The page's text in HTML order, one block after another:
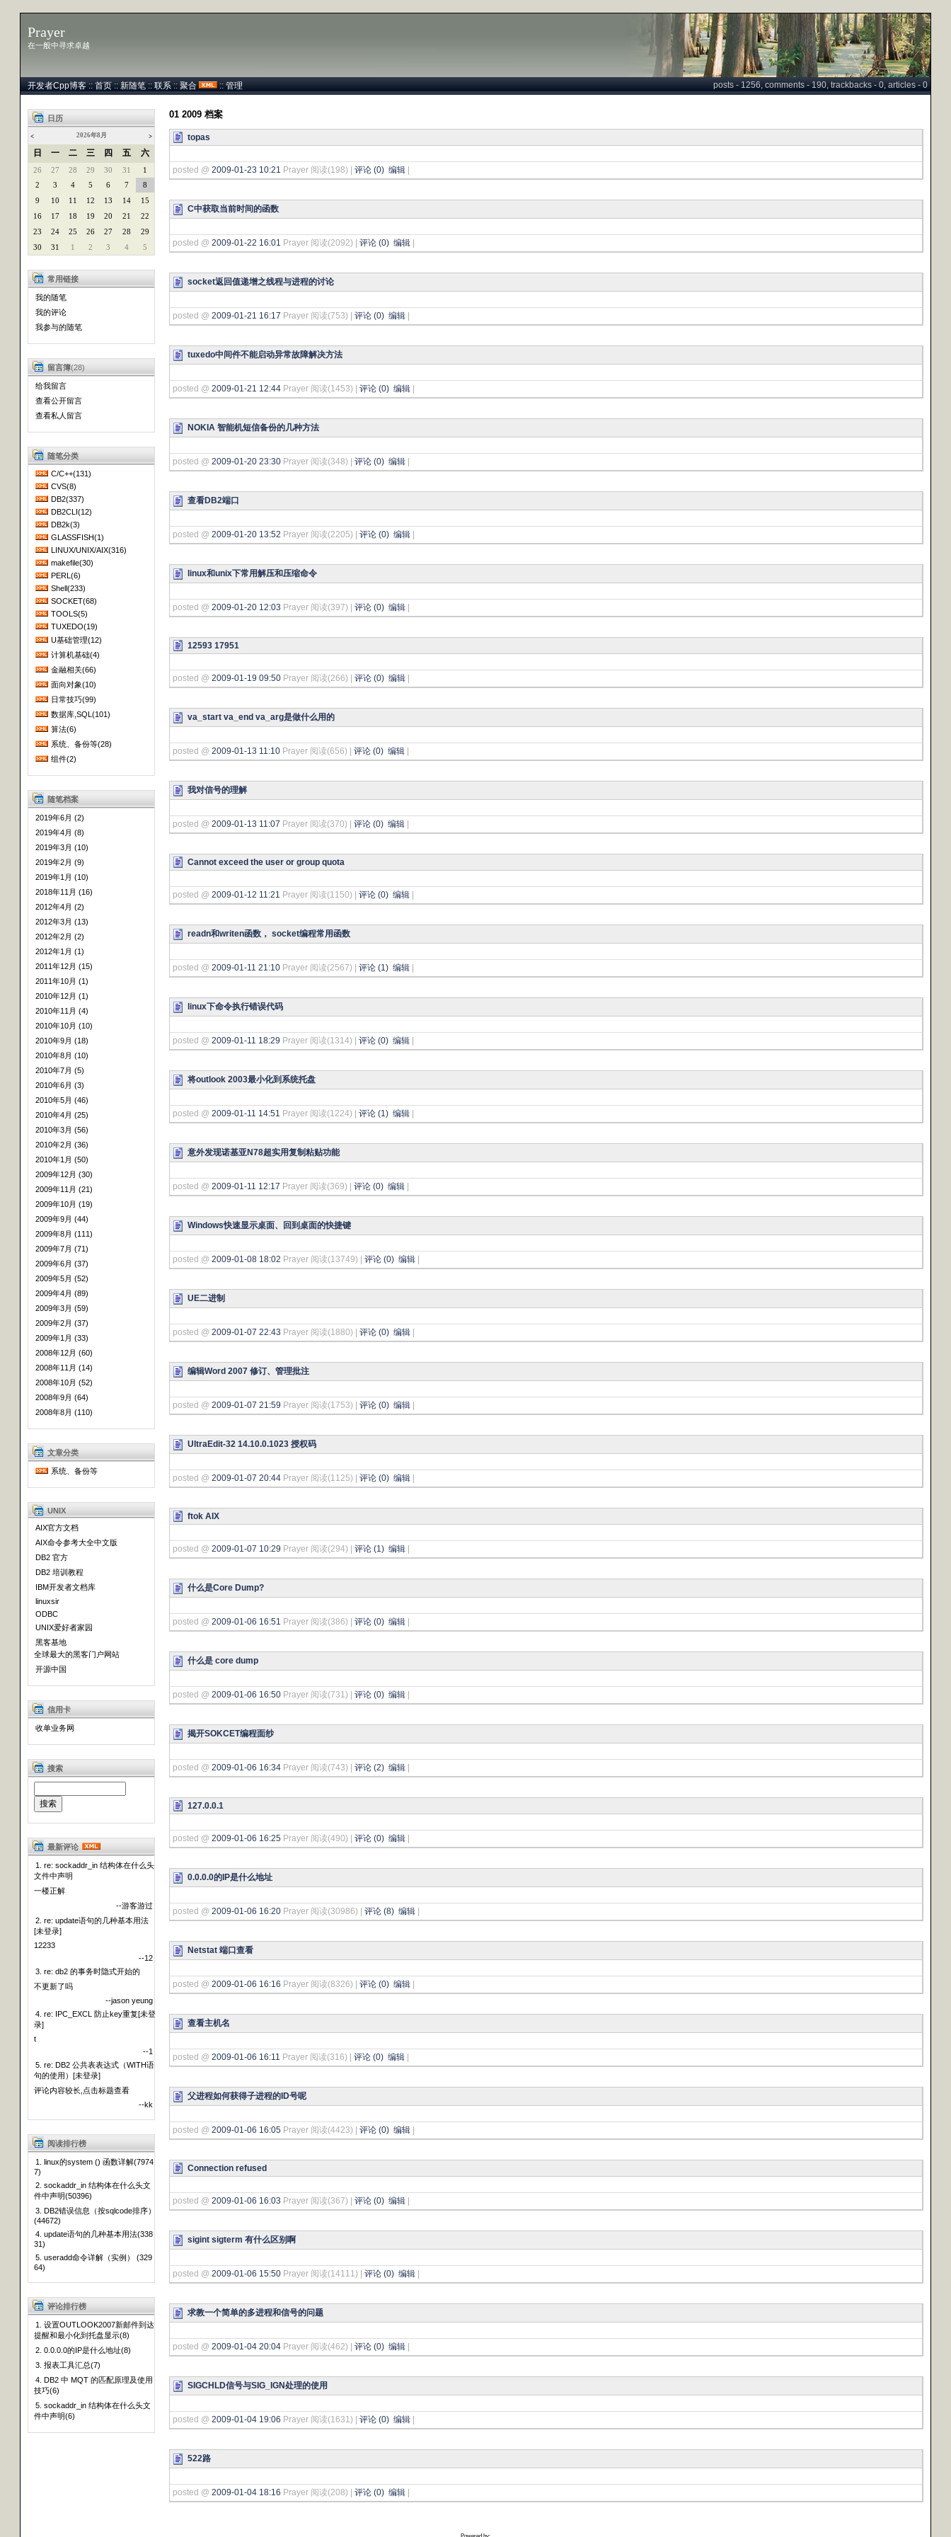
Prayer
在一般中寻求卓越
posts - 1256, comments - 190, trackbacks - 0, articles - 0
开发者Cpp博客 :: 首页 :: 新随笔 :: 联系 :: 聚合 :: 管理
日历
< 2026年8月 >
日 一 二 三 四 五 六
26 27 28 29 30 31
1
2
3 4 5 6 7
8
9
10 11 12 13 14
15
16
17 18 19 20 21
22
23
24 25 26 27 28
29
30
31 1 2 3 4 5
常用链接
我的随笔
我的评论
我参与的随笔
留言簿(28)
给我留言
查看公开留言
查看私人留言
随笔分类
C/C++(131)
CVS(8)
DB2(337)
DB2CLI(12)
DB2k(3)
GLASSFISH(1)
LINUX/UNIX/AIX(316)
makefile(30)
PERL(6)
Shell(233)
SOCKET(68)
TOOLS(5)
TUXEDO(19)
U基础管理(12)
计算机基础(4)
金融相关(66)
面向对象(10)
日常技巧(99)
数据库,SQL(101)
算法(6)
系统、备份等(28)
组件(2)
随笔档案
2019年6月 (2)
2019年4月 (8)
2019年3月 (10)
2019年2月 (9)
2019年1月 (10)
2018年11月 (16)
2012年4月 (2)
2012年3月 (13)
2012年2月 (2)
2012年1月 (1)
2011年12月 (15)
2011年10月 (1)
2010年12月 (1)
2010年11月 (4)
2010年10月 (10)
2010年9月 (18)
2010年8月 (10)
2010年7月 (5)
2010年6月 (3)
2010年5月 (46)
2010年4月 (25)
2010年3月 (56)
2010年2月 (36)
2010年1月 (50)
2009年12月 (30)
2009年11月 (21)
2009年10月 (19)
2009年9月 (44)
2009年8月 (111)
2009年7月 (71)
2009年6月 (37)
2009年5月 (52)
2009年4月 (89)
2009年3月 (59)
2009年2月 (37)
2009年1月 (33)
2008年12月 (60)
2008年11月 (14)
2008年10月 (52)
2008年9月 (64)
2008年8月 (110)
文章分类
系统、备份等
UNIX
AIX官方文档
AIX命令参考大全中文版
DB2 官方
DB2 培训教程
IBM开发者文档库
linuxsir
ODBC
UNIX爱好者家园
黑客基地
全球最大的黑客门户网站
开源中国
信用卡
收单业务网
搜索
最新评论
1. re: sockaddr_in 结构体在什么头
文件中声明
一楼正解
--游客游过
2. re: update语句的几种基本用法
[未登录]
12233
--12
3. re: db2 的事务时隐式开始的
不更新了吗
--jason yeung
4. re: IPC_EXCL 防止key重复[未登
录]
t
--1
5. re: DB2 公共表表达式（WITH语
句的使用）[未登录]
评论内容较长,点击标题查看
--kk
阅读排行榜
1. linux的system () 函数详解(7974
7)
2. sockaddr_in 结构体在什么头文
件中声明(50396)
3. DB2错误信息（按sqlcode排序）
(44672)
4. update语句的几种基本用法(338
31)
5. useradd命令详解（实例） (329
64)
评论排行榜
1. 设置OUTLOOK2007新邮件到达
提醒和最小化到托盘显示(8)
2. 0.0.0.0的IP是什么地址(8)
3. 报表工具汇总(7)
4. DB2 中 MQT 的匹配原理及使用
技巧(6)
5. sockaddr_in 结构体在什么头文
件中声明(6)
01 2009 档案
topas
posted @ 2009-01-23 10:21 Prayer 阅读(198) | 评论 (0) 编辑
C中获取当前时间的函数
posted @ 2009-01-22 16:01 Prayer 阅读(2092) | 评论 (0) 编辑
socket返回值递增之线程与进程的讨论
posted @ 2009-01-21 16:17 Prayer 阅读(753) | 评论 (0) 编辑
tuxedo中间件不能启动异常故障解决方法
posted @ 2009-01-21 12:44 Prayer 阅读(1453) | 评论 (0) 编辑
NOKIA 智能机短信备份的几种方法
posted @ 2009-01-20 23:30 Prayer 阅读(348) | 评论 (0) 编辑
查看DB2端口
posted @ 2009-01-20 13:52 Prayer 阅读(2205) | 评论 (0) 编辑
linux和unix下常用解压和压缩命令
posted @ 2009-01-20 12:03 Prayer 阅读(397) | 评论 (0) 编辑
12593 17951
posted @ 2009-01-19 09:50 Prayer 阅读(266) | 评论 (0) 编辑
va_start va_end va_arg是做什么用的
posted @ 2009-01-13 11:10 Prayer 阅读(656) | 评论 (0) 编辑
我对信号的理解
posted @ 2009-01-13 11:07 Prayer 阅读(370) | 评论 (0) 编辑
Cannot exceed the user or group quota
posted @ 2009-01-12 11:21 Prayer 阅读(1150) | 评论 (0) 编辑
readn和writen函数， socket编程常用函数
posted @ 2009-01-11 21:10 Prayer 阅读(2567) | 评论 (1) 编辑
linux下命令执行错误代码
posted @ 2009-01-11 18:29 Prayer 阅读(1314) | 评论 (0) 编辑
将outlook 2003最小化到系统托盘
posted @ 2009-01-11 14:51 Prayer 阅读(1224) | 评论 (1) 编辑
意外发现诺基亚N78超实用复制粘贴功能
posted @ 2009-01-11 12:17 Prayer 阅读(369) | 评论 (0) 编辑
Windows快速显示桌面、回到桌面的快捷键
posted @ 2009-01-08 18:02 Prayer 阅读(13749) | 评论 (0) 编辑
UE二进制
posted @ 2009-01-07 22:43 Prayer 阅读(1880) | 评论 (0) 编辑
编辑Word 2007 修订、管理批注
posted @ 2009-01-07 21:59 Prayer 阅读(1753) | 评论 (0) 编辑
UltraEdit-32 14.10.0.1023 授权码
posted @ 2009-01-07 20:44 Prayer 阅读(1125) | 评论 (0) 编辑
ftok AIX
posted @ 2009-01-07 10:29 Prayer 阅读(294) | 评论 (1) 编辑
什么是Core Dump?
posted @ 2009-01-06 16:51 Prayer 阅读(386) | 评论 (0) 编辑
什么是 core dump
posted @ 2009-01-06 16:50 Prayer 阅读(731) | 评论 (0) 编辑
揭开SOKCET编程面纱
posted @ 2009-01-06 16:34 Prayer 阅读(743) | 评论 (2) 编辑
127.0.0.1
posted @ 2009-01-06 16:25 Prayer 阅读(490) | 评论 (0) 编辑
0.0.0.0的IP是什么地址
posted @ 2009-01-06 16:20 Prayer 阅读(30986) | 评论 (8) 编辑
Netstat 端口查看
posted @ 2009-01-06 16:16 Prayer 阅读(8326) | 评论 (0) 编辑
查看主机名
posted @ 2009-01-06 16:11 Prayer 阅读(316) | 评论 (0) 编辑
父进程如何获得子进程的ID号呢
posted @ 2009-01-06 16:05 Prayer 阅读(4423) | 评论 (0) 编辑
Connection refused
posted @ 2009-01-06 16:03 Prayer 阅读(367) | 评论 (0) 编辑
sigint sigterm 有什么区别啊
posted @ 2009-01-06 15:50 Prayer 阅读(14111) | 评论 (0) 编辑
求教一个简单的多进程和信号的问题
posted @ 2009-01-04 20:04 Prayer 阅读(462) | 评论 (0) 编辑
SIGCHLD信号与SIG_IGN处理的使用
posted @ 2009-01-04 19:06 Prayer 阅读(1631) | 评论 (0) 编辑
522路
posted @ 2009-01-04 18:16 Prayer 阅读(208) | 评论 (0) 编辑